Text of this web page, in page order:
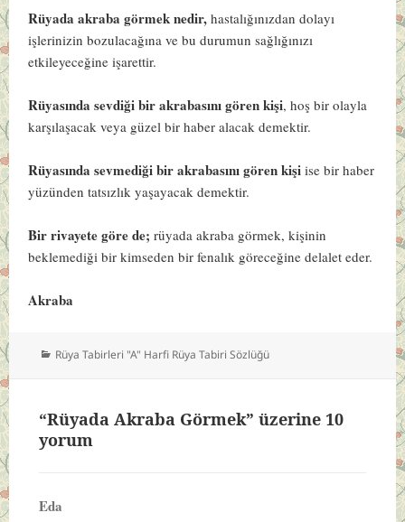
Rüyada akraba görmek nedir, hastalığınızdan dolayı
işlerinizin bozulacağına ve bu durumun sağlığınızı
etkileyeceğine işarettir.
Rüyasında sevdiği bir akrabasını gören kişi, hoş bir olayla
karşılaşacak veya güzel bir haber alacak demektir.
Rüyasında sevmediği bir akrabasını gören kişiise bir haber
yüzünden tatsızlık yaşayacak demektir.
Bir rivayete göre de; rüyada akraba görmek, kişinin
beklemediği bir kimseden bir fenalık göreceğine delalet eder.
Akraba
Kategoriler
Rüya Tabirleri "A" Harfi Rüya Tabiri Sözlüğü
“Rüyada Akraba Görmek” üzerine 10
yorum
Eda